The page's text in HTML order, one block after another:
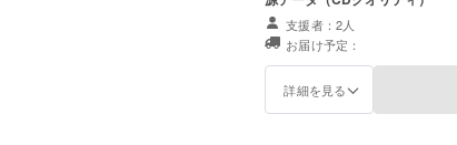
支援者：2人
お届け予定：
詳細を見る